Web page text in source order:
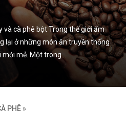
và cà phê bột Trong thế giới ẩm
lại ở những món ăn truyền thống
mẻ. Một trong…
PHÊ »